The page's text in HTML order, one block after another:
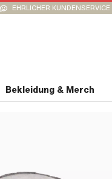
EHRLICHER KUNDENSERVICE
Bekleidung & Merch